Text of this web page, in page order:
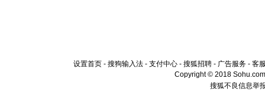
设置首页 - 搜狗输入法 - 支付中心 - 搜狐招聘 - 广告服务 - 客
Copyright © 2018
搜狐不良信息举